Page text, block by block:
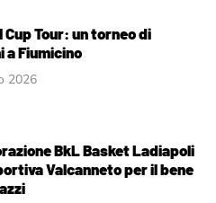
Cup Tour: un torneo di
a Fiumicino
2026
BkL Basket Ladiapoli
Valcanneto per il bene